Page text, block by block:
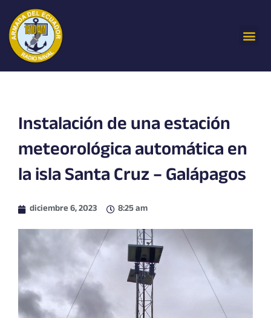
contenido
Instalación de una estación
meteorológica automática en
la isla Santa Cruz – Galápagos
diciembre 6, 2023 8:25 am